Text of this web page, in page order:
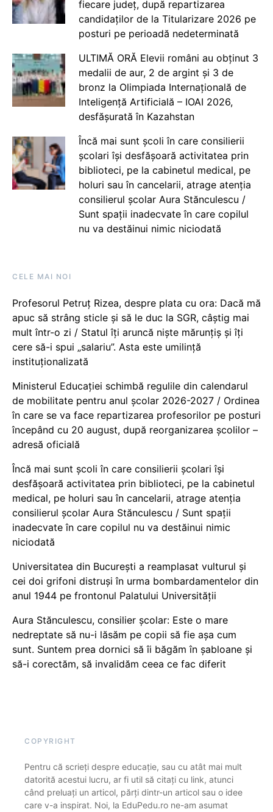
fiecare județ, după repartizarea
candidaților de la Titularizare 2026 pe
posturi pe perioadă nedeterminată
ULTIMĂ ORĂ Elevii români au obținut 3
medalii de aur, 2 de argint și 3 de
bronz la Olimpiada Internațională de
Inteligență Artificială – IOAI 2026,
desfășurată în Kazahstan
Încă mai sunt școli în care consilierii
școlari își desfășoară activitatea prin
biblioteci, pe la cabinetul medical, pe
holuri sau în cancelarii, atrage atenția
consilierul școlar Aura Stănculescu /
Sunt spații inadecvate în care copilul
nu va destăinui nimic niciodată
CELE MAI NOI
Profesorul Petruț Rizea, despre plata cu ora: Dacă mă
apuc să strâng sticle și să le duc la SGR, câștig mai
mult într-o zi / Statul îți aruncă niște mărunțiș și îți
cere să-i spui „salariu”. Asta este umilință
instituționalizată
Ministerul Educației schimbă regulile din calendarul
de mobilitate pentru anul școlar 2026-2027 / Ordinea
în care se va face repartizarea profesorilor pe posturi
începând cu 20 august, după reorganizarea școlilor –
adresă oficială
Încă mai sunt școli în care consilierii școlari își
desfășoară activitatea prin biblioteci, pe la cabinetul
medical, pe holuri sau în cancelarii, atrage atenția
consilierul școlar Aura Stănculescu / Sunt spații
inadecvate în care copilul nu va destăinui nimic
niciodată
Universitatea din București a reamplasat vulturul și
cei doi grifoni distruși în urma bombardamentelor din
anul 1944 pe frontonul Palatului Universității
Aura Stănculescu, consilier școlar: Este o mare
nedreptate să nu-i lăsăm pe copii să fie așa cum
sunt. Suntem prea dornici să îi băgăm în șabloane și
să-i corectăm, să invalidăm ceea ce fac diferit
COPYRIGHT
Pentru că scrieți despre educație, sau cu atât mai mult
datorită acestui lucru, ar fi util să citați cu link, atunci
când preluați un articol, părți dintr-un articol sau o idee
care v-a inspirat. Noi, la EduPedu.ro ne-am asumat